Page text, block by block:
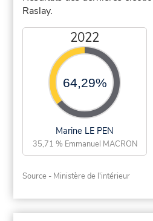
Raslay.
2022
64,29%
Marine LE PEN
35,71 % Emmanuel MACRON
Source - Ministère de l'intérieur